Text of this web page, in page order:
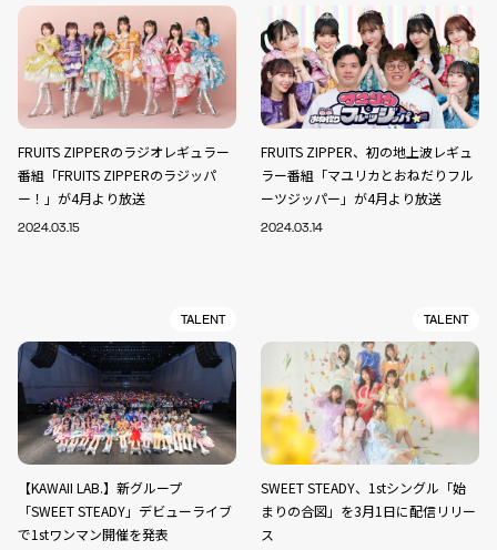
FRUITS ZIPPERのラジオレギュラー
番組「FRUITS ZIPPERのラジッパ
ー！」が4月より放送
2024.03.15
FRUITS ZIPPER、初の地上波レギュ
ラー番組「マユリカとおねだりフル
ーツジッパー」が4月より放送
2024.03.14
TALENT
【KAWAII LAB.】新グループ
「SWEET STEADY」デビューライブ
で1stワンマン開催を発表
TALENT
SWEET STEADY、1stシングル「始
まりの合図」を3月1日に配信リリー
ス